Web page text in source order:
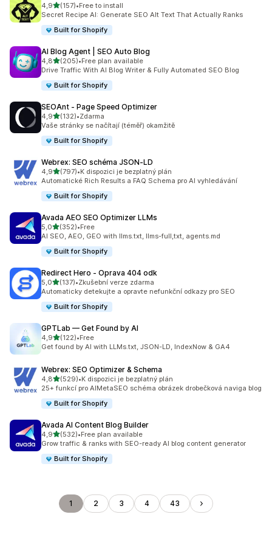
4,9z 5 hvězd
(157)
Celkový počet recenzí: 157
•Free to install
Secret Recipe AI: Generate SEO Alt Text That Actually Ranks
Built for Shopify
AI Blog Agent | SEO Auto Blog
4,8z 5 hvězd
(205)
Celkový počet recenzí: 205
•Free plan available
Drive Traffic With AI Blog Writer & Fully Automated SEO Blog
Built for Shopify
SEOAnt ‑ Page Speed Optimizer
4,9z 5 hvězd
(132)
Celkový počet recenzí: 132
•Zdarma
Vaše stránky se načítají (téměř) okamžitě
Built for Shopify
Webrex: SEO schéma JSON‑LD
4,9z 5 hvězd
(797)
Celkový počet recenzí: 797
•K dispozici je bezplatný plán
Automatické Rich Results a FAQ Schema pro AI vyhledávání
Built for Shopify
Avada AEO SEO Optimizer LLMs
5,0z 5 hvězd
(352)
Celkový počet recenzí: 352
•Free
AI SEO, AEO, GEO with llms.txt, llms-full,txt, agents.md
Built for Shopify
Redirect Hero ‑ Oprava 404 odk
5,0z 5 hvězd
(137)
Celkový počet recenzí: 137
•Zkušební verze zdarma
Automaticky detekujte a opravte nefunkční odkazy pro SEO
Built for Shopify
GPTLab — Get Found by AI
4,9z 5 hvězd
(122)
Celkový počet recenzí: 122
•Free
Get found by AI with LLMs.txt, JSON-LD, IndexNow & GA4
Webrex: SEO Optimizer & Schema
4,8z 5 hvězd
(529)
Celkový počet recenzí: 529
•K dispozici je bezplatný plán
25+ funkcí pro AIMetaSEO schéma obrázek drobečková naviga blog
Built for Shopify
Avada AI Content Blog Builder
4,9z 5 hvězd
(532)
Celkový počet recenzí: 532
•Free plan available
Grow traffic & ranks with SEO-ready AI blog content generator
Built for Shopify
1 2 3 4 43